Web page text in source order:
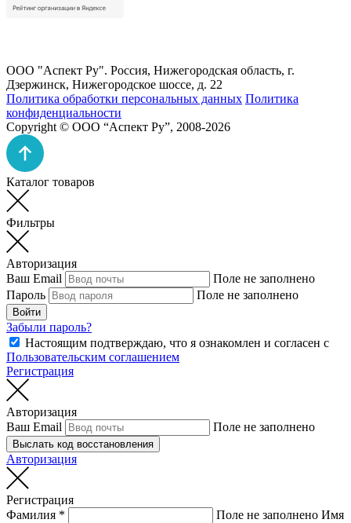
ООО "Аспект Ру". Россия, Нижегородская область, г.
Дзержинск, Нижегородское шоссе, д. 22
Политика обработки персональных данных Политика
конфиденциальности
Copyright © ООО “Аспект Ру”, 2008-2026
Каталог товаров
Фильтры
Авторизация
Ваш Email
Поле не заполнено
Пароль
Поле не заполнено
Войти
Забыли пароль?
Настоящим подтверждаю, что я ознакомлен и согласен с
Пользовательским соглашением
Регистрация
Авторизация
Ваш Email
Поле не заполнено
Выслать код восстановления
Авторизация
Регистрация
Фамилия * Поле не заполнено Имя